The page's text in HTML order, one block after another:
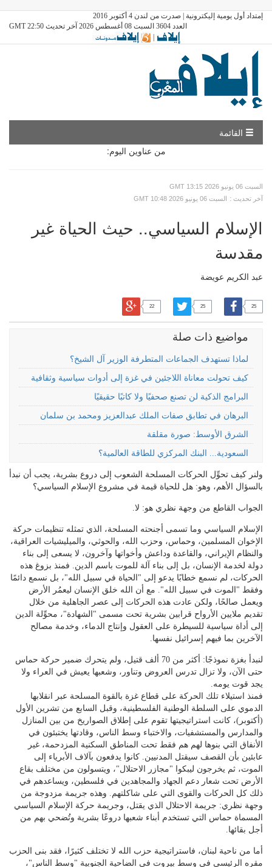
إمتداد أول يومية إليكترونية | صدرت من لندن 4 أكتوبر 2016
العدد 3604 السبت 08 أغسطس 2026 آخر تحديث GMT 22:50
|
القائمة
من عناوين اليوم:
GMT السبت 06 يونيو 2026 13:15
GMT السبت 06 يونيو 2026 10:48
: آخر تحديث
الإسلام السياسي.. حيث الحياة غير
مقدسة
عبد الكريم عويضة
25
25
22
مواضيع ذات صلة
لماذا تستهدف الجماعات المتطرفة الوزير آل الشيخ؟
كيف تحولت معاناة اللاجئين في غزة إلى أدوات سياسية وثقافية
البرامج الذكية لن تصنع صحفيًا ولا كاتبًا حقيقيًا
البرهان في تطابق صفات الملك عبدالعزيز ومحمد بن سلمان
الشرق الأوسط: صورة مقلقة
السعودية... البنك المركزي للطاقة العالمية؟
ولنر كيف تحوِّل الحركات المسلحة الشعوب إلى دروع بشرية، يجب أن نبدأ
بالسؤال الأهم، وهو: هل للحياة قيمة في مشروع الإسلام السياسي؟
الجواب القاطع من وجهة نظري هو: لا.
الإسلام السياسي وما تسمى أجنحته المسلحة، الذي تمثله تنظيمات حركة
الإخوان المسلمين، وحماس، وحزب الله، والحوثي، والميليشيات العراقية،
والنظام الإيراني، والقاعدة وداعش وأخواتها وآخرون، لا يسعى إلى بناء
دولة لخدمة الإنسان، بل إلى بناء آلة للموت باسم الدين. فمنذ بزوغ هذه
الحركات، لم نسمع خطابًا يدعو إلى "الحياة في سبيل الله"، بل نسمع دائمًا
وفقط "الموت في سبيل الله". مع أن الله خلق الإنسان ليعمُر الأرض
ويعمل صالحًا، ولكن عادت هذه الحركات إلى عصر الجاهلية من خلال
تقديم ملايين الأرواح قرابين بشرية تحت مسمى "الشهادة"، محوِّلة الدين
إلى أداة سياسية للسيطرة على العقول وإنتاج الدماء، وخدمة مصالح
الآخرين بما فيهم إسرائيل نفسها.
لنبدأ بغزة نموذجًا: أكثر من 70 ألف قتيل، ولم يتحرك ضمير حركة حماس
حتى الآن، ولا تزال تدرس العروض وتناور، وشعبها يعيش في العراء ولا
يجد قوت يومه.
فمنذ استيلاء تلك الحركة على قطاع غزة بالقوة المسلحة عبر انقلابها
الدموي على السلطة الوطنية الفلسطينية، وقبل السابع من تشرين الأول
(أكتوبر)، كانت استراتيجيتها تقوم على إطلاق الصواريخ من بين المنازل
والمدارس والمستشفيات، والاختباء وسط الناس، وقادتها يختبئون في
الأنفاق التي بنوها لهم هم فقط تحت المناطق السكنية المزدحمة، غير
عابئين بأن القصف سيقتل المدنيين. كانوا يدفعون بآلاف الأبرياء إلى
الموت، ثم يخرجون ليبكوا "مجازر الاحتلال"، ويتسولون من مختلف بقاع
الأرض تحت شعار دعم الجهاد والمجاهدين في فلسطين، ويساعدهم في
ذلك كل الحركات والقوى التي على شاكلتهم. وهذه جريمة مزدوجة من
وجهة نظري: جريمة الاحتلال الذي يقتل، وجريمة حركة الإسلام السياسي
المسماة حماس التي تستخدم أبناء شعبها دروعًا بشرية وتُضحي بهم من
أجل بقائها.
أما من ناحية لبنان، فاستراتيجية حزب الله لا تختلف كثيرًا، فقد بنى الحزب
مقره الرئيسي في وسط بيروت في الضاحية الجنوبية "وسط الناس"،